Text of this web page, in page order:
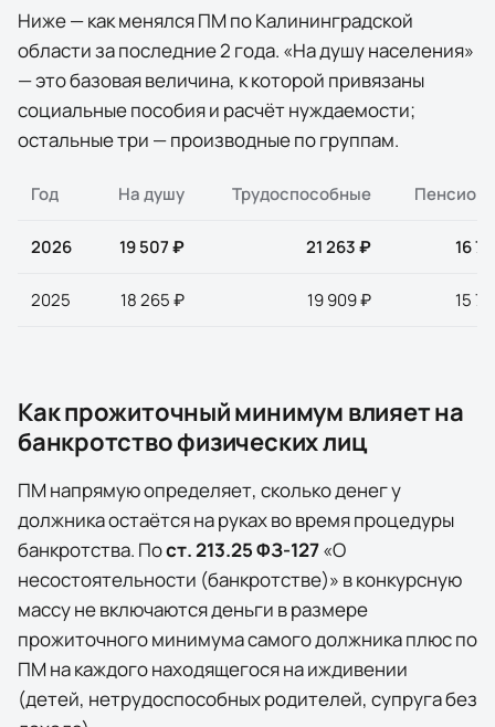
Ниже — как менялся ПМ поКалининградской
областиза последние2 года. «На душу населения»
— это базовая величина, к которой привязаны
социальные пособия и расчёт нуждаемости;
остальные три — производные по группам.
Год На душу Трудоспособные
2026 19 507 ₽ 21 263 ₽ 16
2025 18 265 ₽ 19 909 ₽ 15
Как прожиточный минимум влияет на
банкротство физических лиц
ПМ напрямую определяет, сколько денег у
должника остаётся на руках во время процедуры
банкротства. Пост. 213.25 ФЗ-127«О
несостоятельности (банкротстве)» в конкурсную
массуне включаютсяденьги в размере
прожиточного минимума самого должника плюс по
ПМ на каждого находящегося на иждивении
(детей, нетрудоспособных родителей, супруга без